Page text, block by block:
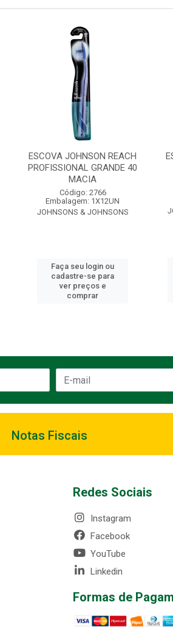
ESCOVA JOHNSON REACH
PROFISSIONAL GRANDE 40
MACIA
Código: 2766
Embalagem: 1X12UN
JOHNSONS & JOHNSONS
Faça seu login ou
cadastre-se para
ver preços e
comprar
Notas Fiscais
Redes Sociais
Instagram
Facebook
YouTube
Linkedin
Formas de